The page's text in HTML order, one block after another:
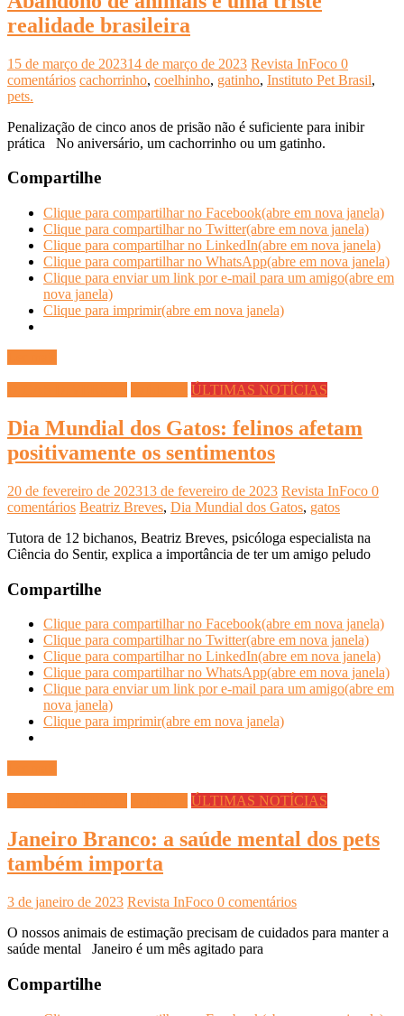
realidade brasileira
15 de março de 202314 de março de 2023 Revista InFoco 0
comentários cachorrinho, coelhinho, gatinho, Instituto Pet Brasil,
pets.
Penalização de cinco anos de prisão não é suficiente para inibir
prática No aniversário, um cachorrinho ou um gatinho.
Compartilhe
Clique para compartilhar no Facebook(abre em nova janela)
Clique para compartilhar no Twitter(abre em nova janela)
Clique para compartilhar no LinkedIn(abre em nova janela)
Clique para compartilhar no WhatsApp(abre em nova janela)
Clique para enviar um link por e-mail para um amigo(abre em
nova janela)
Clique para imprimir(abre em nova janela)
ÚLTIMAS NOTÍCIAS
Dia Mundial dos Gatos: felinos afetam
positivamente os sentimentos
20 de fevereiro de 202313 de fevereiro de 2023 Revista InFoco 0
comentários Beatriz Breves, Dia Mundial dos Gatos, gatos
Tutora de 12 bichanos, Beatriz Breves, psicóloga especialista na
Ciência do Sentir, explica a importância de ter um amigo peludo
Compartilhe
Clique para compartilhar no Facebook(abre em nova janela)
Clique para compartilhar no Twitter(abre em nova janela)
Clique para compartilhar no LinkedIn(abre em nova janela)
Clique para compartilhar no WhatsApp(abre em nova janela)
Clique para enviar um link por e-mail para um amigo(abre em
nova janela)
Clique para imprimir(abre em nova janela)
ÚLTIMAS NOTÍCIAS
Janeiro Branco: a saúde mental dos pets
também importa
3 de janeiro de 2023 Revista InFoco 0 comentários
O nossos animais de estimação precisam de cuidados para manter a
saúde mental Janeiro é um mês agitado para
Compartilhe